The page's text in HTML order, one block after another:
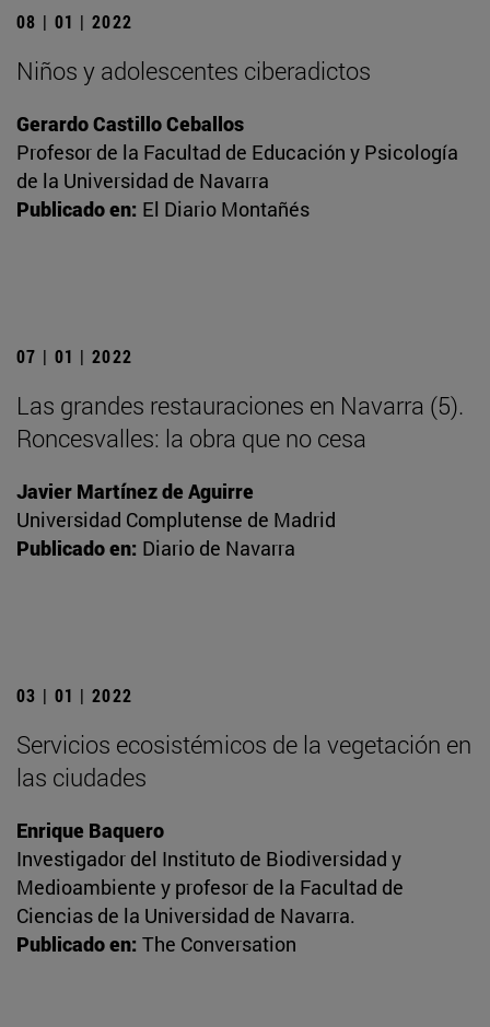
08 | 01 | 2022
Niños y adolescentes ciberadictos
Gerardo Castillo Ceballos
Profesor de la Facultad de Educación y Psicología
de la Universidad de Navarra
Publicado en: El Diario Montañés
07 | 01 | 2022
Las grandes restauraciones en Navarra (5).
Roncesvalles: la obra que no cesa
Javier Martínez de Aguirre
Universidad Complutense de Madrid
Publicado en: Diario de Navarra
03 | 01 | 2022
Servicios ecosistémicos de la vegetación en
las ciudades
Enrique Baquero
Investigador del Instituto de Biodiversidad y
Medioambiente y profesor de la Facultad de
Ciencias de la Universidad de Navarra.
Publicado en: The Conversation